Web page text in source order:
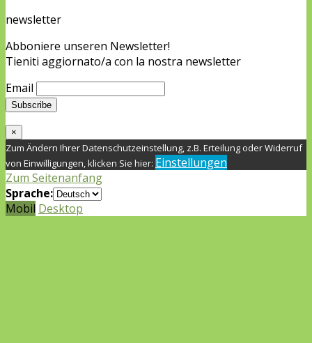
newsletter
Abboniere unseren Newsletter!
Tieniti aggiornato/a con la nostra newsletter
Email
×
Zum Ändern Ihrer Datenschutzeinstellung, z.B. Erteilung oder Widerruf
von Einwilligungen, klicken Sie hier: Einstellungen
Zum Seitenanfang
Sprache:
Mobil Desktop